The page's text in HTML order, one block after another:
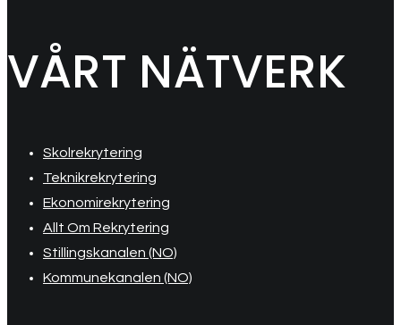
VÅRT NÄTVERK
Skolrekrytering
Teknikrekrytering
Ekonomirekrytering
Allt Om Rekrytering
Stillingskanalen (NO)
Kommunekanalen (NO)